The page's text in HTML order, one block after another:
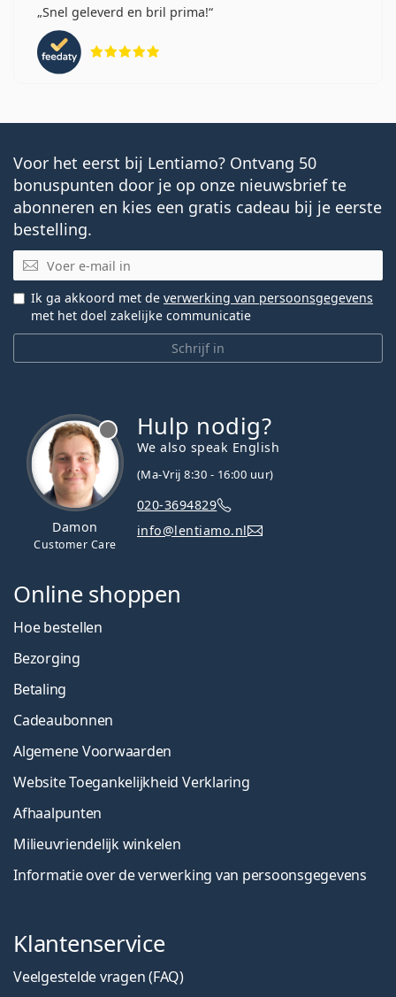
Snel geleverd en bril prima!
Voor het eerst bij Lentiamo? Ontvang 50
bonuspunten door je op onze nieuwsbrief te
abonneren en kies een gratis cadeau bij je eerste
bestelling.
E-mail
Schrijf in
Ik ga akkoord met de verwerking van persoonsgegevens
met het doel zakelijke communicatie
Damon
Customer Care
Hulp nodig?
We also speak English
(Ma-Vrij 8:30 - 16:00 uur)
020-3694829
info@lentiamo.nl
Online shoppen
Hoe bestellen
Bezorging
Betaling
Cadeaubonnen
Algemene Voorwaarden
Website Toegankelijkheid Verklaring
Afhaalpunten
Milieuvriendelijk winkelen
Informatie over de verwerking van persoonsgegevens
Klantenservice
Veelgestelde vragen (FAQ)